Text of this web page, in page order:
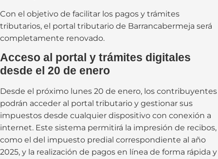
Con el objetivo de facilitar los pagos y trámites
tributarios, el portal tributario de Barrancabermeja será
completamente renovado.
Acceso al portal y trámites digitales
desde el 20 de enero
Desde el próximo lunes 20 de enero, los contribuyentes
podrán acceder al portal tributario y gestionar sus
impuestos desde cualquier dispositivo con conexión a
internet. Este sistema permitirá la impresión de recibos,
como el del impuesto predial correspondiente al año
2025, y la realización de pagos en línea de forma rápida y